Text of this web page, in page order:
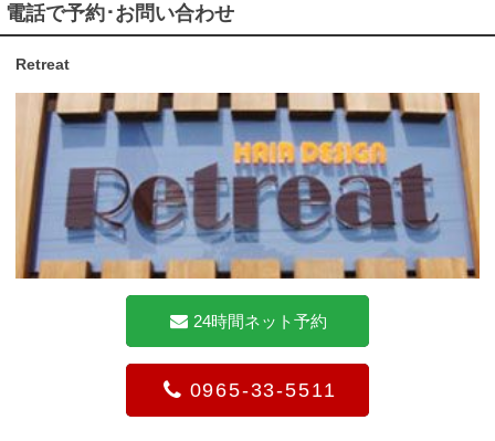
電話で予約･お問い合わせ
Retreat
24時間ネット予約
0965-33-5511